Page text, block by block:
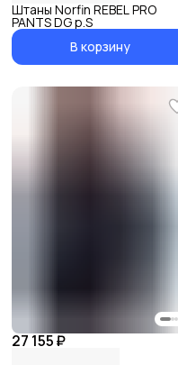
Штаны Norfin REBEL PRO
PANTS DG р.S
В корзину
27 155 ₽